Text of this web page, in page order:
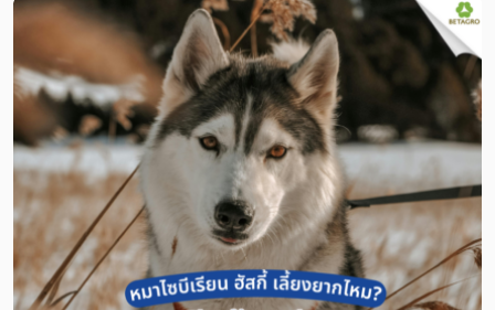
พันธุ์ บทความนี้จะพาไปรู้จักแมวเมนคูนแบบครบถ้วน ตั้งแต่
นิสัย ลักษณะเด่น เลี้ยงยากไหม อยู่คอนโดได้หรือเปล่า ดูแล
ขนอย่างไร ควรกินอาหารแบบไหน มีโรคอะไรที่ต้องระวัง รวม
ถึงคำถามที่คนอยากเลี้ยงเมนคูนมักสงสัย หมายเหตุ: บทความ
นี้เป็นข้อมูลพื้นฐานสำหรับการดูแลแมวเมนคูน ไม่ใช่การวินิจฉัย
หรือรักษาโรค หากแมวมีอาการผิดปกติ เช่น หอบ เหนื่อยง่าย
เดินผิดปกติ ไม่กินอาหาร น้ำหนักเปลี่ยนเร็ว หรือซึม ควรพาไป
พบสัตวแพทย์โดยตรง สารบัญเนื้อหา แมวเมนคูนคือแมว
พันธุ์อะไร ลักษณะเด่นของแมวเมนคูน นิสัยของแมวเมนคูน
แมวเมนคูนตัวใหญ่แค่ไหน แมวเมนคูนเลี้ยงยากไหม เหมาะกับ
ใคร แมวเมนคูนอยู่คอนโดได้ไหม วิธีดูแลขนแมวเมนคูน แมว
เมนคูนควรกินอาหารแบบไหน โร […]